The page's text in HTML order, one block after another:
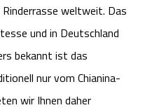
Celle
Celle
weltweit. Das
und in Deutschland
bekannt ist das
nur vom Chianina-
wir Ihnen daher